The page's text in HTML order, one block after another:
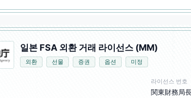
일본 FSA 외환 거래 라이선스 (MM)
외환 선물 증권 옵션 미정
라이선스 번호
関東財務局